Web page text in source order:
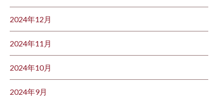
2024年12月
2024年11月
2024年10月
2024年9月